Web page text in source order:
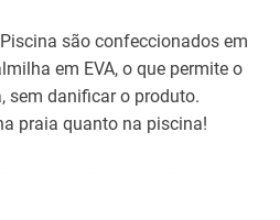
são confeccionados em
em EVA, o que permite o
sem danificar o produto.
praia quanto na piscina!